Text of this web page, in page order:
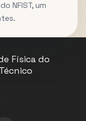
NFIST, um
Física do